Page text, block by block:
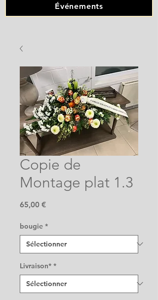
Événements
Copie de
Montage plat 1.3
65,00 €Prix
bougie *
Livraison* *